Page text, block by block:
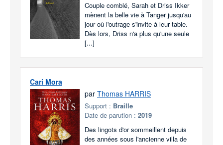
Couple comblé, Sarah et Driss Ikker
mènent la belle vie à Tanger jusqu'au
jour où l'outrage s'invite à leur table.
Dès lors, Driss n'a plus qu'une seule
[...]
Cari Mora
par Thomas HARRIS
Support : Braille
Date de parution : 2019
Des lingots d'or sommeillent depuis
des années sous l'ancienne villa de